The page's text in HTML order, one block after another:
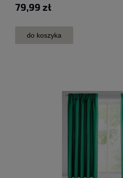
79,99 zł
do koszyka